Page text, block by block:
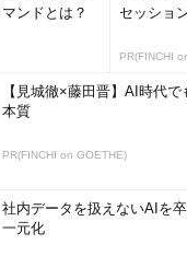
ンドとは？
セッショ
PR(FINCHI
【見城徹×藤田晋】AI時代
本質
PR(FINCHI on GOETHE)
社内データを扱えないAIを
一元化